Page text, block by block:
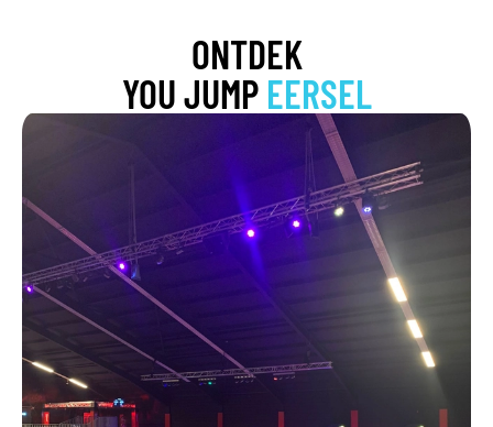
ONTDEK
YOU JUMP EERSEL